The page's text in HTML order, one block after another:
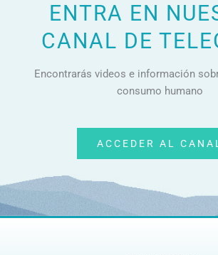
ENTRA EN
CANAL DE
Encontrarás videos e información
consumo humano
ACCEDER AL CANAL